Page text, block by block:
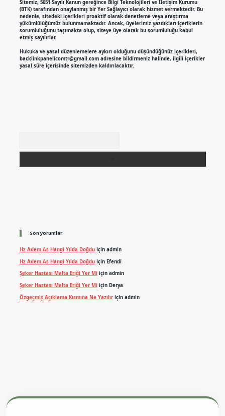
Sitemiz, 5651 Sayılı Kanun gereğince Bilgi Teknolojileri ve İletişim Kurumu
(BTK) tarafından onaylanmış bir Yer Sağlayıcı olarak hizmet vermektedir. Bu
nedenle, sitedeki içerikleri proaktif olarak denetleme veya araştırma
yükümlülüğümüz bulunmamaktadır. Ancak, üyelerimiz yazdıkları içeriklerin
sorumluluğunu taşımakta olup, siteye üye olarak bu sorumluluğu kabul
etmiş sayılırlar.
Hukuka ve yasal düzenlemelere aykırı olduğunu düşündüğünüz içerikleri,
backlinkpanelicomtr@gmail.comadresine bildirmeniz halinde, ilgili içerikler
yasal süre içerisinde sitemizden kaldırılacaktır.
Son yorumlar
Hz Adem As Hangi Yılda Doğduiçin admin
Hz Adem As Hangi Yılda Doğduiçin Efendi
Şeker Hastası Malta Eriği Yer Miiçin admin
Şeker Hastası Malta Eriği Yer Miiçin Derya
Özgeçmiş Açıklama Kısmına Ne Yazılıriçin admin